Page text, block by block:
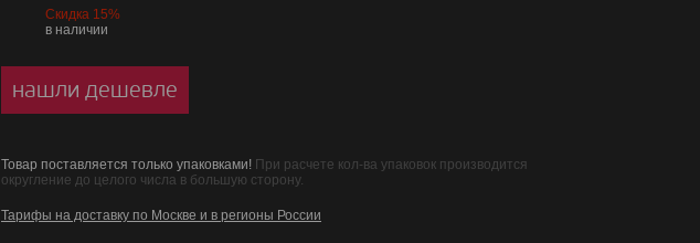
Скидка 15%
в наличии
нашли дешевле
Товар поставляется только упаковками! При расчете кол-ва упаковок производится
округление до целого числа в большую сторону.
Тарифы на доставку по Москве и в регионы России